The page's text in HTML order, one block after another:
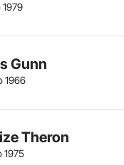
1979
Gunn
1966
Theron
1975